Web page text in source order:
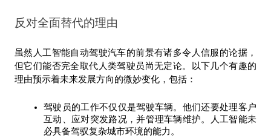
反对全面替代的理由
虽然人工智能自动驾驶汽车的前景有诸多令人信服的论据，
但它们能否完全取代人类驾驶员尚无定论。以下几个有趣的
理由预示着未来发展方向的微妙变化，包括：
驾驶员的工作不仅仅是驾驶车辆。他们还要处理客户
互动、应对突发路况，并管理车辆维护。人工智能未
必具备驾驭复杂城市环境的能力。